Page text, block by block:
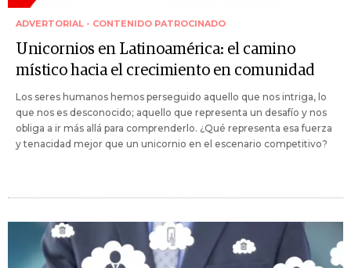
ADVERTORIAL - CONTENIDO PATROCINADO
Unicornios en Latinoamérica: el camino
místico hacia el crecimiento en comunidad
Los seres humanos hemos perseguido aquello que nos intriga, lo
que nos es desconocido; aquello que representa un desafío y nos
obliga a ir más allá para comprenderlo. ¿Qué representa esa fuerza
y tenacidad mejor que un unicornio en el escenario competitivo?